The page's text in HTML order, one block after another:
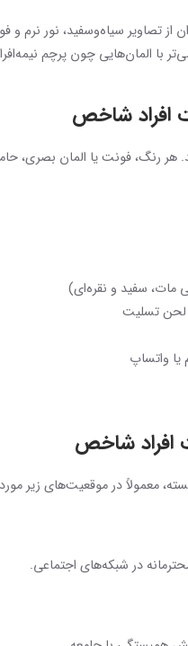
از تصاویر سیاه‌وسفید، نور نرم
با المان‌هایی چون پرچم
افراد شاخص
رنگ، فونت یا المان بصری،
مات، سفید و نقره‌ای)
لحن تسلیت
یا واتساپ
افراد شاخص
در موقعیت‌های زیر مورد
در شبکه‌های اجتماعی.